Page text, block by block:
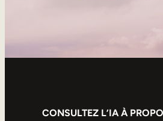
CONSULTEZ L’IA À